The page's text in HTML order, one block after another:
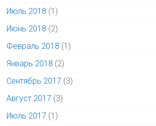
Июль 2018 (1)
Июнь 2018 (2)
Февраль 2018 (1)
Январь 2018 (2)
Сентябрь 2017 (3)
Август 2017 (3)
Июль 2017 (1)